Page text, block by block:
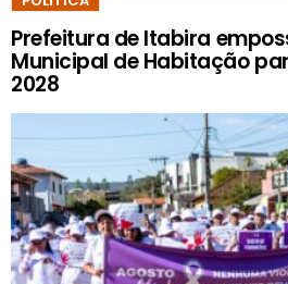
Prefeitura de Itabira
Municipal de Habitação
2028